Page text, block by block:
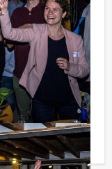
per uur (excl.
bier, fris,
achteraf niet
Als u
betalen, kunt u